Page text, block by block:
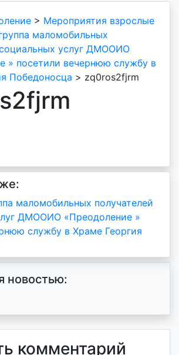
> Мероприятия взрослые
маломобильных
социальных услуг ДМООИО
» посетили вечернюю службу в
Победоносца > zq0ros2fjrm
маломобильных получателей
ДМООИО «Преодоление »
службу в Храме Георгия
новостью:
комментарий